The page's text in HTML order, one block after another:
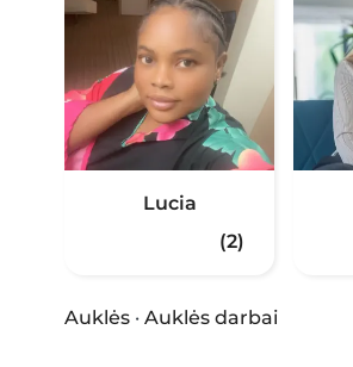
Lucia
(2)
Auklės · Auklės darbai